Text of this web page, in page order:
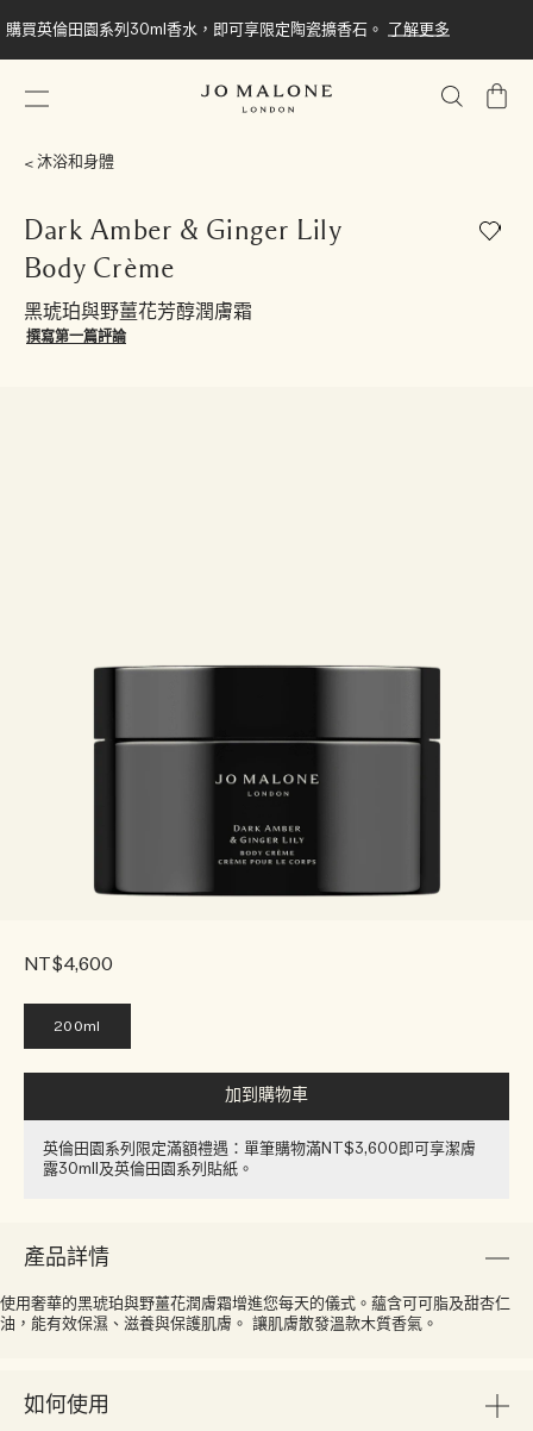
購買英倫田園系列30ml香水，即可享限定陶瓷擴香石。 了解更多
我
沐浴和身體
Dark Amber & Ginger Lily
Body Crème
黑琥珀與野薑花芳醇潤膚霜
撰寫第一篇評論
NT$4,600
200ml
加到購物車
英倫田園系列限定滿額禮遇：單筆購物滿NT$3,600即可享潔膚
露30ml​l​​及英倫田園系列貼紙​。
產品詳情
使用奢華的黑琥珀與野薑花潤膚霜增進您每天的儀式。蘊含可可脂及甜杏仁
油，能有效保濕、滋養與保護肌膚。 讓肌膚散發溫款木質香氣。
如何使用